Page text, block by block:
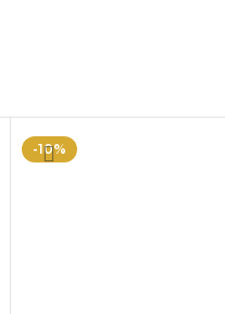
-10%